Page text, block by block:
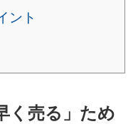
ント
く売る」ため